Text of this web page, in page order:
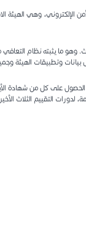
الإلكتروني، وهي الهيئة
لإدارة الطوارئ والأزمات والكوارث. وهو
وتطبيقات الهيئة
في رأس الخيمة، لدورات التقييم